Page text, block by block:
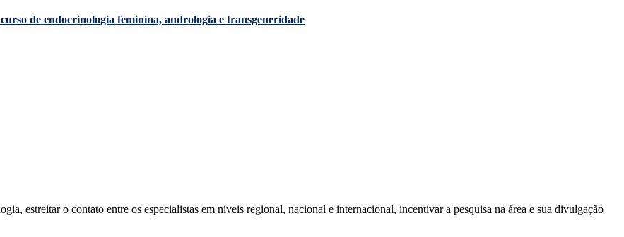
de endocrinologia feminina, andrologia e transgeneridade
estreitar o contato entre os especialistas em níveis regional, nacional e internacional, incentivar a pesquisa na área e sua divulgação